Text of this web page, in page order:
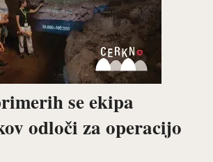
se ekipa
odloči za operacijo